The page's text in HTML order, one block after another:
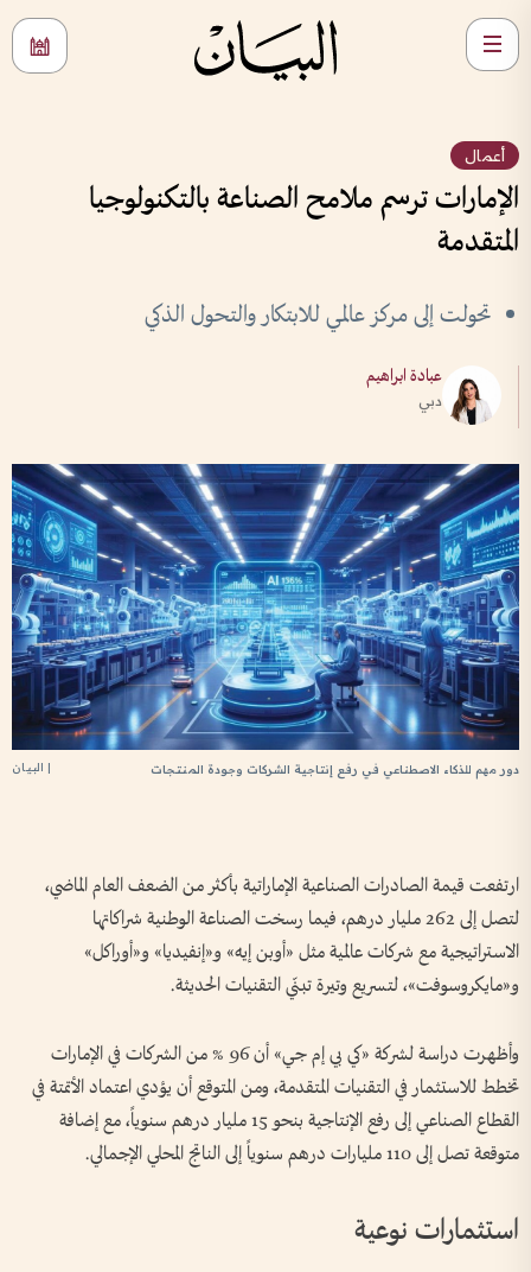
أعمال
الإمارات ترسم ملامح الصناعة بالتكنولوجيا
المتقدمة
تحولت إلى مركز عالمي للابتكار والتحول الذكي
عبادة ابراهيم
دبي
| البيان دور مهم للذكاء الاصطناعي في رفع إنتاجية الشركات وجودة المنتجات
ارتفعت قيمة الصادرات الصناعية الإماراتية بأكثر من الضعف العام الماضي،
لتصل إلى 262 مليار درهم، فيما رسخت الصناعة الوطنية شراكاتها
الاستراتيجية مع شركات عالمية مثل «أوبن إيه» و«إنفيديا» و«أوراكل»
و«مايكروسوفت»، لتسريع وتيرة تبنّي التقنيات الحديثة.
وأظهرت دراسة لشركة «كي بي إم جي» أن 96 % من الشركات في الإمارات
تخطط للاستثمار في التقنيات المتقدمة، ومن المتوقع أن يؤدي اعتماد الأتمتة في
القطاع الصناعي إلى رفع الإنتاجية بنحو 15 مليار درهم سنوياً، مع إضافة
متوقعة تصل إلى 110 مليارات درهم سنوياً إلى الناتج المحلي الإجمالي.
استثمارات نوعية